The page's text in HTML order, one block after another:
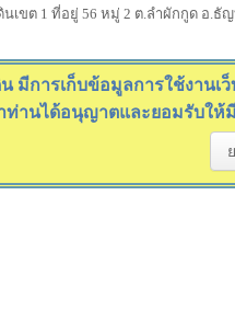
ขต 1 ที่อยู่ 56 หมู่ 2 ต.ลำผักกูด อ.ธั
การเก็บข้อมูลการใช้งานเ
าท่านได้อนุญาตและยอมรับ